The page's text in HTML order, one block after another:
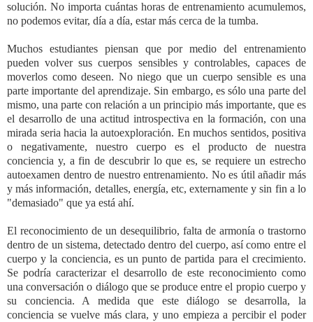
solución. No importa cuántas horas de entrenamiento acumulemos,
no podemos evitar, día a día, estar más cerca de la tumba.
Muchos estudiantes piensan que por medio del entrenamiento
pueden volver sus cuerpos sensibles y controlables, capaces de
moverlos como deseen. No niego que un cuerpo sensible es una
parte importante del aprendizaje. Sin embargo, es sólo una parte del
mismo, una parte con relación a un principio más importante, que es
el desarrollo de una actitud introspectiva en la formación, con una
mirada seria hacia la autoexploración. En muchos sentidos, positiva
o negativamente, nuestro cuerpo es el producto de nuestra
conciencia y, a fin de descubrir lo que es, se requiere un estrecho
autoexamen dentro de nuestro entrenamiento. No es útil añadir más
y más información, detalles, energía, etc, externamente y sin fin a lo
"demasiado" que ya está ahí.
El reconocimiento de un desequilibrio, falta de armonía o trastorno
dentro de un sistema, detectado dentro del cuerpo, así como entre el
cuerpo y la conciencia, es un punto de partida para el crecimiento.
Se podría caracterizar el desarrollo de este reconocimiento como
una conversación o diálogo que se produce entre el propio cuerpo y
su conciencia. A medida que este diálogo se desarrolla, la
conciencia se vuelve más clara, y uno empieza a percibir el poder